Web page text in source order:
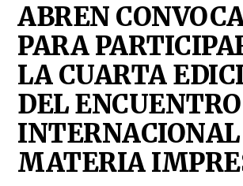
ABREN
PARA
LA CUARTA
DEL ENCUENTRO
INTERNACIONAL
MATERIA